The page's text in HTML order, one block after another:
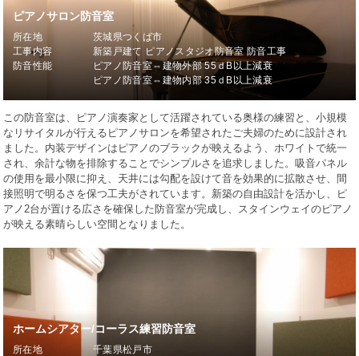
ピアノサロン防音室
所在地
茨城県つくば市
工事内容
新築戸建て ピアノスタジオ防音室 防音工事
防音性能
ピアノ防音室⇔建物外部 55ｄB以上減衰
ピアノ防音室⇔建物内部 35ｄB以上減衰
この防音室は、ピアノ演奏家として活躍されている奥様の練習と、小規模
なリサイタルが行えるピアノサロンを希望されたご夫婦のために設計され
ました。内装デザインはピアノのブラックが映えるよう、ホワイトで統一
され、余計な物を排除することでシンプルさを追求しました。吸音パネル
の使用を最小限に抑え、天井には勾配を設けて音を効果的に拡散させ、間
接照明で明るさを保つ工夫がされています。新築の自由設計を活かし、ピ
アノ2台が置ける広さを確保した防音室が完成し、スタインウェイのピアノ
が映える素晴らしい空間となりました。
ホームシアター/コーラス練習防音室
所在地
千葉県松戸市